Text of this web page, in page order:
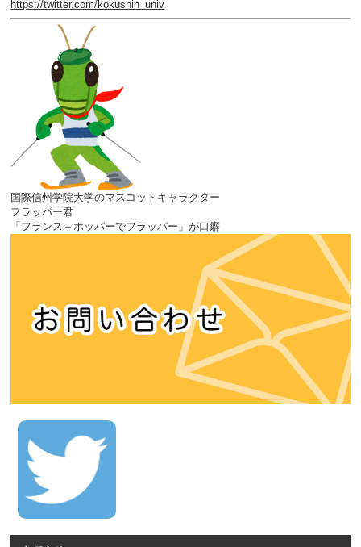
https://twitter.com/kokushin_univ
国際信州学院大学のマスコットキャラクター
フラッパー君
「フランス＋ホッパーでフラッパー」が口癖